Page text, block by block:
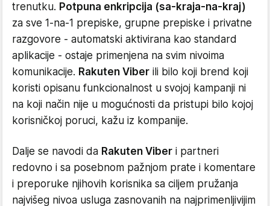
trenutku. Potpuna enkripcija (sa-kraja-na-kraj)
za sve 1-na-1 prepiske, grupne prepiske i privatne
razgovore - automatski aktivirana kao standard
aplikacije - ostaje primenjena na svim nivoima
komunikacije. Rakuten Viber ili bilo koji brend koji
koristi opisanu funkcionalnost u svojoj kampanji ni
na koji način nije u mogućnosti da pristupi bilo kojoj
korisničkoj poruci, kažu iz kompanije.
Dalje se navodi da Rakuten Viber i partneri
redovno i sa posebnom pažnjom prate i komentare
i preporuke njihovih korisnika sa ciljem pružanja
najvišeg nivoa usluga zasnovanih na najprimenljivijim